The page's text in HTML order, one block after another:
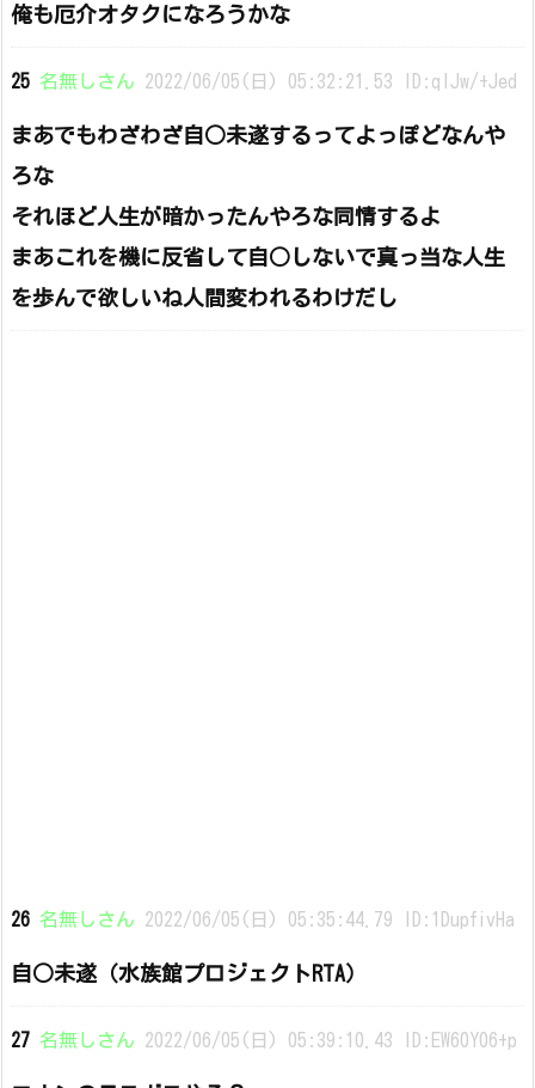
俺も厄介オタクになろうかな
25 名無しさん 2022/06/05(日) 05:32:21.53 ID:qIJw/+Jed
まあでもわざわざ自○未遂するってよっぽどなんや
ろな
それほど人生が暗かったんやろな同情するよ
まあこれを機に反省して自○しないで真っ当な人生
を歩んで欲しいね人間変われるわけだし
26 名無しさん 2022/06/05(日) 05:35:44.79 ID:1DupfivHa
自○未遂（水族館プロジェクトRTA）
27 名無しさん 2022/06/05(日) 05:39:10.43 ID:EW60Y06+p